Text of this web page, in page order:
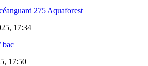
275 Aquaforest
17:34
bac
17:50